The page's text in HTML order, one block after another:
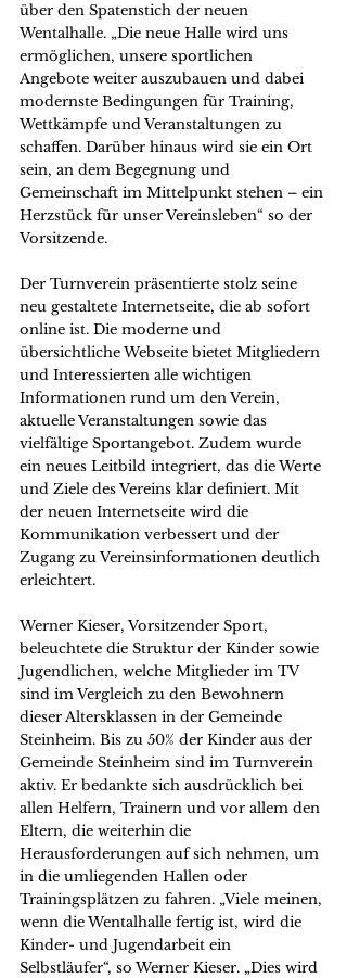
über den Spatenstich der neuen
Wentalhalle. „Die neue Halle wird uns
ermöglichen, unsere sportlichen
Angebote weiter auszubauen und dabei
modernste Bedingungen für Training,
Wettkämpfe und Veranstaltungen zu
schaffen. Darüber hinaus wird sie ein Ort
sein, an dem Begegnung und
Gemeinschaft im Mittelpunkt stehen – ein
Herzstück für unser Vereinsleben“ so der
Vorsitzende.
Der Turnverein präsentierte stolz seine
neu gestaltete Internetseite, die ab sofort
online ist. Die moderne und
übersichtliche Webseite bietet Mitgliedern
und Interessierten alle wichtigen
Informationen rund um den Verein,
aktuelle Veranstaltungen sowie das
vielfältige Sportangebot. Zudem wurde
ein neues Leitbild integriert, das die Werte
und Ziele des Vereins klar definiert. Mit
der neuen Internetseite wird die
Kommunikation verbessert und der
Zugang zu Vereinsinformationen deutlich
erleichtert.
Werner Kieser, Vorsitzender Sport,
beleuchtete die Struktur der Kinder sowie
Jugendlichen, welche Mitglieder im TV
sind im Vergleich zu den Bewohnern
dieser Altersklassen in der Gemeinde
Steinheim. Bis zu 50% der Kinder aus der
Gemeinde Steinheim sind im Turnverein
aktiv. Er bedankte sich ausdrücklich bei
allen Helfern, Trainern und vor allem den
Eltern, die weiterhin die
Herausforderungen auf sich nehmen, um
in die umliegenden Hallen oder
Trainingsplätzen zu fahren. „Viele meinen,
wenn die Wentalhalle fertig ist, wird die
Kinder- und Jugendarbeit ein
Selbstläufer“, so Werner Kieser. „Dies wird